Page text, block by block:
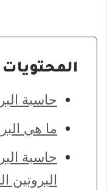
المحتويات
حاسبة
ما هي
حاسبة
البروتين